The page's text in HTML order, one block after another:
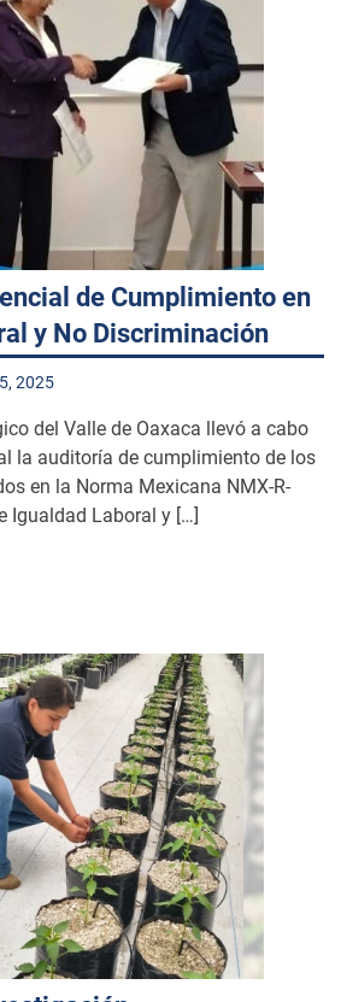
de Cumplimiento en
y No Discriminación
2025
del Valle de Oaxaca llevó a cabo
la auditoría de cumplimiento de los
en la Norma Mexicana NMX-R-
Igualdad Laboral y […]